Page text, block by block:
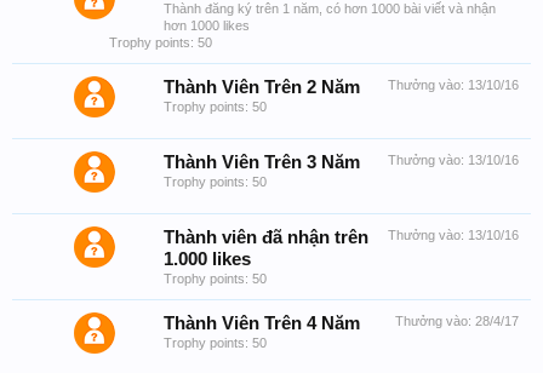
Thành đăng ký trên 1 năm, có hơn 1000 bài viết và nhận
hơn 1000 likes
Trophy points: 50
Thưởng vào: 13/10/16
Thành Viên Trên 2 Năm
Trophy points: 50
Thưởng vào: 13/10/16
Thành Viên Trên 3 Năm
Trophy points: 50
Thưởng vào: 13/10/16
Thành viên đã nhận trên
1.000 likes
Trophy points: 50
Thưởng vào: 28/4/17
Thành Viên Trên 4 Năm
Trophy points: 50